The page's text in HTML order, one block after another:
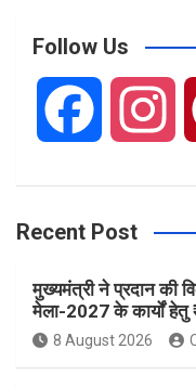
c
Follow Us
c
e
b
s
t
a
Recent Post
मुख्यमंत्री ने प्रदान की
मेला-2027 के कार्यों हेतु
8 August 2026